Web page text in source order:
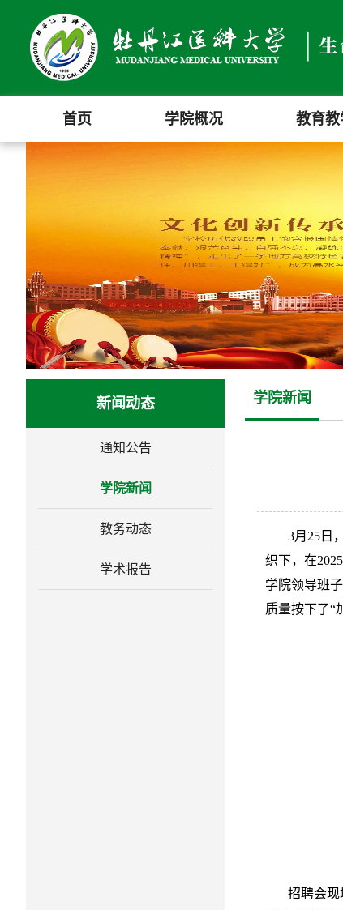
首页 学院概况 教育教
新闻动态
通知公告
学院新闻
教务动态
学术报告
学院新闻
3月25日，
织下，在
学院领导班
质量按下了“
招聘会现场